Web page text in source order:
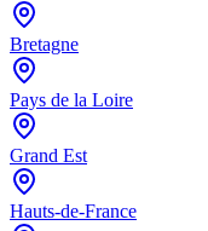
Bretagne
Pays de la Loire
Grand Est
Hauts-de-France